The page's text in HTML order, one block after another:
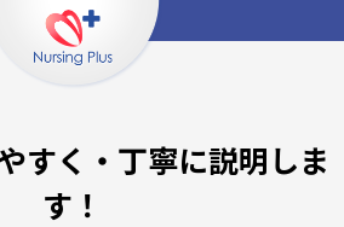
すく・丁寧に説明しま
す！